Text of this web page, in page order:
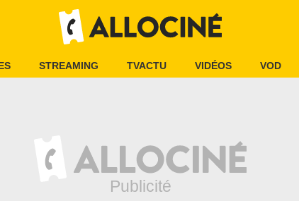
STREAMING TVACTU VIDÉOS VOD